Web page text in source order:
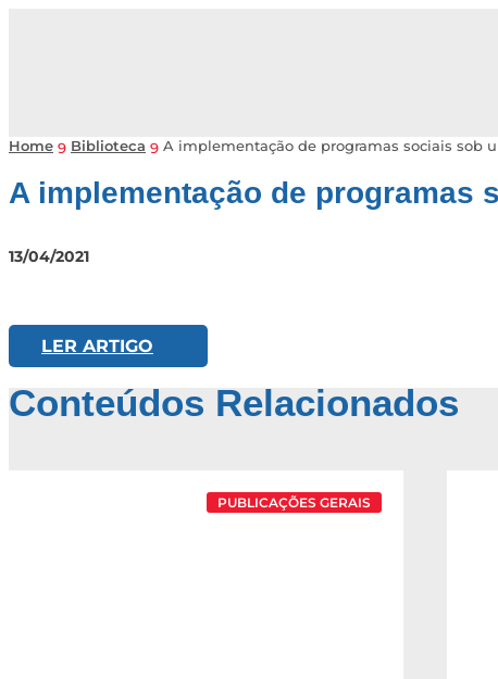
Home 9 Biblioteca 9 A implementação de programas sociais sob
A implementação de programas
13/04/2021
LER ARTIGO
Conteúdos Relacionados
PUBLICAÇÕES GERAIS